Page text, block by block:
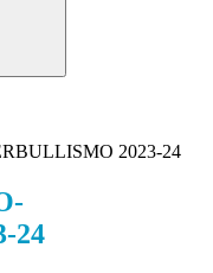
2023-24
24